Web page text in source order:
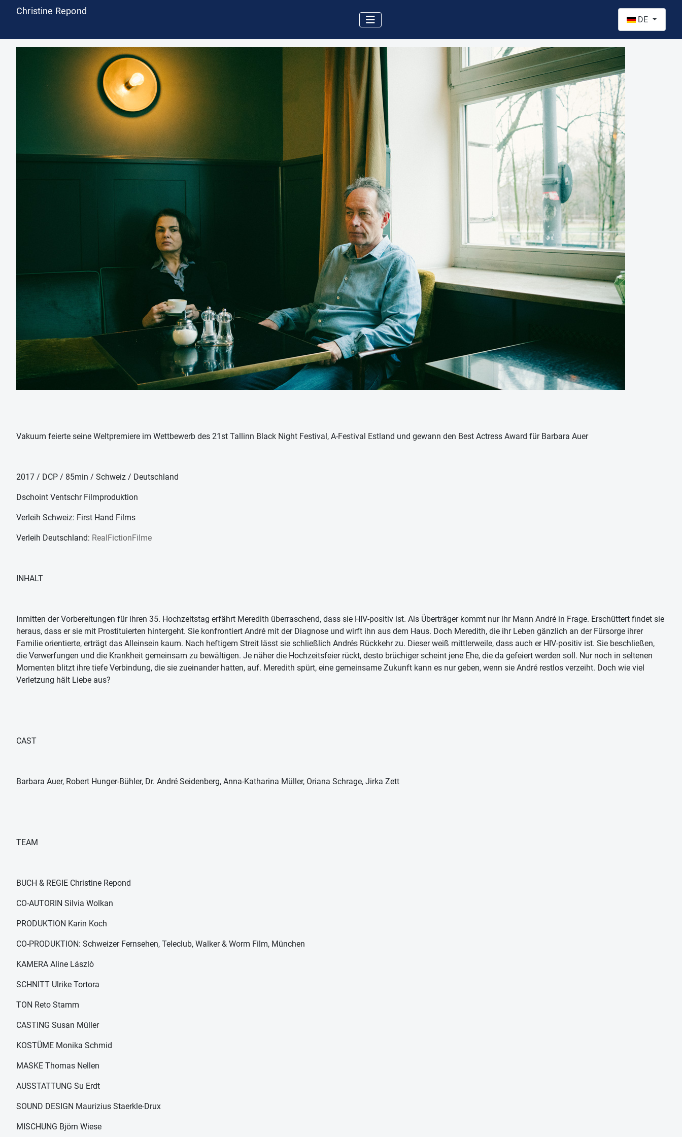
Christine Repond
DE
Vakuum feierte seine Weltpremiere im Wettbewerb des 21st Tallinn Black Night Festival, A-Festival Estland und gewann den Best Actress Award für Barbara Auer
2017 / DCP / 85min / Schweiz / Deutschland
Dschoint Ventschr Filmproduktion
Verleih Schweiz: First Hand Films
Verleih Deutschland: RealFictionFilme
INHALT
Inmitten der Vorbereitungen für ihren 35. Hochzeitstag erfährt Meredith überraschend, dass sie HIV-positiv ist. Als Überträger kommt nur ihr Mann André in Frage. Erschüttert findet sie
heraus, dass er sie mit Prostituierten hintergeht. Sie konfrontiert André mit der Diagnose und wirft ihn aus dem Haus. Doch Meredith, die ihr Leben gänzlich an der Fürsorge ihrer
Familie orientierte, erträgt das Alleinsein kaum. Nach heftigem Streit lässt sie schließlich Andrés Rückkehr zu. Dieser weiß mittlerweile, dass auch er HIV-positiv ist. Sie beschließen,
die Verwerfungen und die Krankheit gemeinsam zu bewältigen. Je näher die Hochzeitsfeier rückt, desto brüchiger scheint jene Ehe, die da gefeiert werden soll. Nur noch in seltenen
Momenten blitzt ihre tiefe Verbindung, die sie zueinander hatten, auf. Meredith spürt, eine gemeinsame Zukunft kann es nur geben, wenn sie André restlos verzeiht. Doch wie viel
Verletzung hält Liebe aus?
CAST
Barbara Auer, Robert Hunger-Bühler, Dr. André Seidenberg, Anna-Katharina Müller, Oriana Schrage, Jirka Zett
TEAM
BUCH & REGIE Christine Repond
CO-AUTORIN Silvia Wolkan
PRODUKTION Karin Koch
CO-PRODUKTION: Schweizer Fernsehen, Teleclub, Walker & Worm Film, München
KAMERA Aline Lászlò
SCHNITT Ulrike Tortora
TON Reto Stamm
CASTING Susan Müller
KOSTÜME Monika Schmid
MASKE Thomas Nellen
AUSSTATTUNG Su Erdt
SOUND DESIGN Maurizius Staerkle-Drux
MISCHUNG Björn Wiese